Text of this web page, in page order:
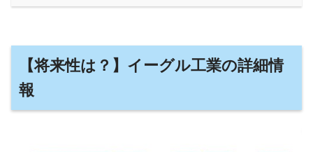
【将来性は？】イーグル工業の詳細情
報